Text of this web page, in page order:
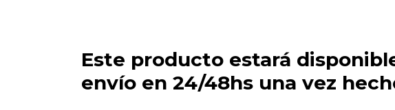
Este producto estará
envío en 24/48hs una vez